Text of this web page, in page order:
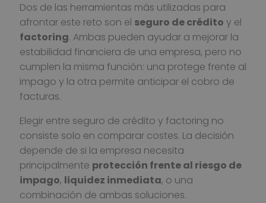
Dos de las herramientas más utilizadas para
afrontar este reto son el seguro de crédito y el
factoring. Ambas pueden ayudar a mejorar la
estabilidad financiera de una empresa, pero no
cumplen la misma función: una protege frente al
impago y la otra permite anticipar el cobro de
facturas.
Elegir entre seguro de crédito y factoring no
consiste solo en comparar costes. La decisión
depende de si la empresa necesita
principalmente protección frente al riesgo de
impago, liquidez inmediata, o una
combinación de ambas soluciones.